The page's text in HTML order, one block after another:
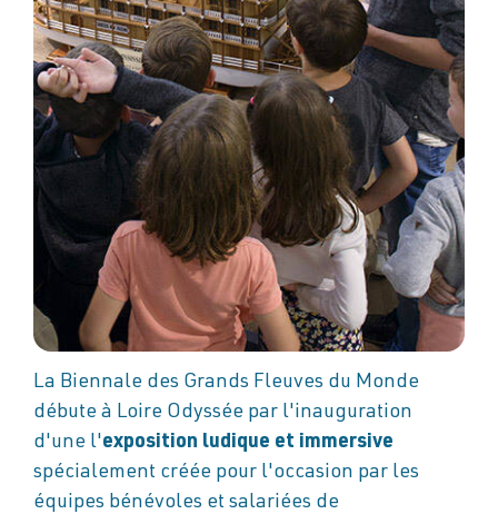
La Biennale des Grands Fleuves du Monde
débute à Loire Odyssée par l'inauguration
d'une l'exposition ludique et immersive
spécialement créée pour l'occasion par les
équipes bénévoles et salariées de